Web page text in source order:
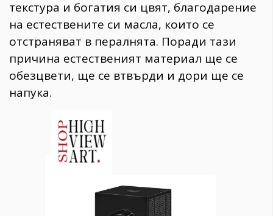
текстура и богатия си цвят, благодарение
на естествените си масла, които се
отстраняват в пералнята. Поради тази
причина естественият материал ще се
обезцвети, ще се втвърди и дори ще се
напука.